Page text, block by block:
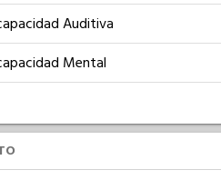
Auditiva
Mental